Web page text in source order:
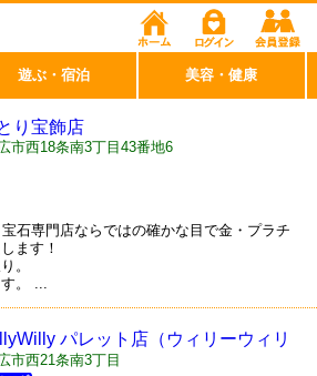
り宝飾店
市西18条南3丁目43番地6
石専門店ならではの確かな目で金・プラチ
ます！
。
。 ...
パレット店（ウィリーウィリ
市西21条南3丁目
遊ぶ・宿泊 美容・健康